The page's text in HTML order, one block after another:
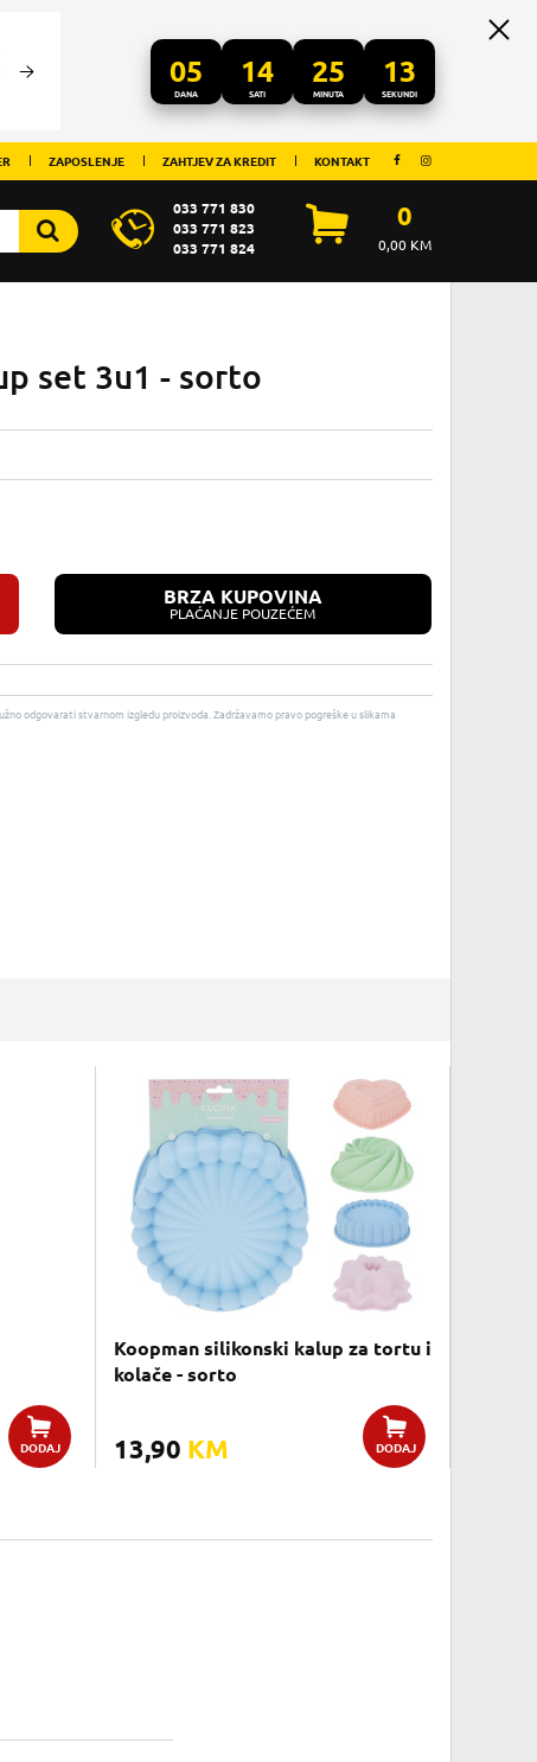
05
DANA
14
SATI
25
MINUTA
12
SEKUNDI
ZAPOSLENJE ZAHTJEV ZA KREDIT KONTAKT
033 771 830
033 771 823
033 771 824
0
0,00KM
set 3u1 - sorto
BRZA KUPOVINA
PLAĆANJE POUZEĆEM
odgovarati stvarnom izgledu proizvoda. Zadržavamo pravo pogreške u slikama
DODAJ
Koopman silikonski kalup za tortu i
kolače - sorto
13,90 KM DODAJ